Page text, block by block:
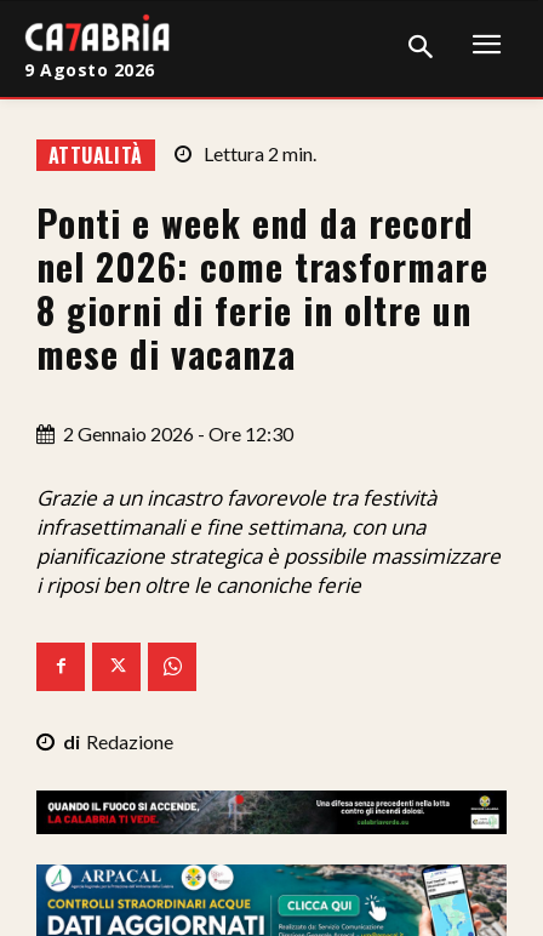
Cronaca
Giudiziaria
Politica
Sport
Sanità
Economia
Ita-Mondo
We Calabria
9 Agosto 2026
ATTUALITÀ Lettura 2 min.
Ponti e week end da record
nel 2026: come trasformare
8 giorni di ferie in oltre un
mese di vacanza
2 Gennaio 2026 - Ore 12:30
Grazie a un incastro favorevole tra festività
infrasettimanali e fine settimana, con una
pianificazione strategica è possibile massimizzare
i riposi ben oltre le canoniche ferie
Redazione